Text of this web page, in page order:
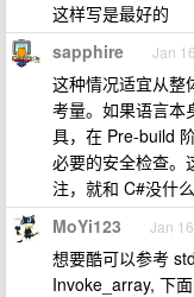
这样写是最好的
sapphire Jan
这种情况适宜从整
考量。如果语言本
具，在 Pre-build
必要的安全检查。
注，就和 C#没什么
MoYi123 Jan
想要酷可以参考
Invoke_array, 下